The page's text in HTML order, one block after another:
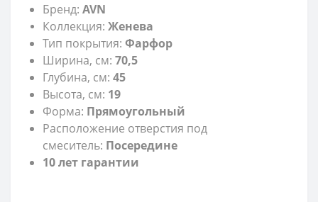
Бренд: AVN
Коллекция: Женева
Тип покрытия: Фарфор
Ширина, см: 70,5
Глубина, см: 45
Высота, см: 19
Форма: Прямоугольный
Расположение отверстия под
смеситель: Посередине
10 лет гарантии